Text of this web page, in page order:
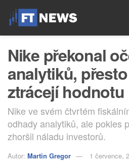
Nike překonal
analytiků,
ztrácejí hodnotu
Nike ve svém čtvrtém
odhady analytiků, ale pokles
zhoršil náladu investorů.
Autor: Martin Gregor
1 července,